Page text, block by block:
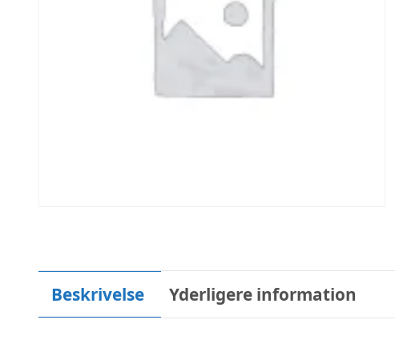
Beskrivelse Yderligere information